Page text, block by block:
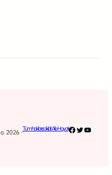
© 2026 ·
Tüm hakları saklıdır. Aile HayatıFacebook
Twitter